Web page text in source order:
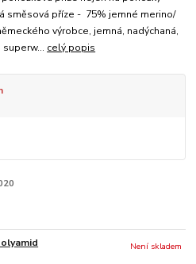
směsová příze - 75% jemné merino/
výrobce, jemná, nadýchaná,
celý popis
Není skladem